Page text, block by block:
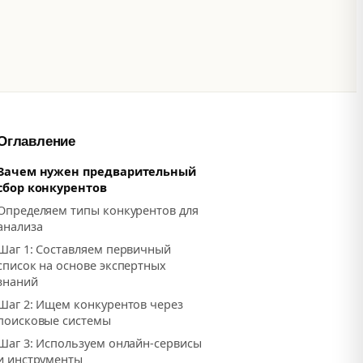
нужен предварительный
конкурентов
типы конкурентов для
1: Составляем первичный
на основе экспертных
2: Ищем конкурентов через
системы
3: Используем онлайн-сервисы
инструменты